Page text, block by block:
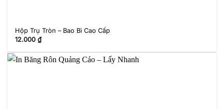
Hộp Trụ Tròn – Bao Bì Cao Cấp
12.000₫